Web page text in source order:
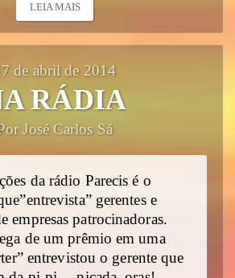
LEIA MAIS
de abril de 2014
RÁDIA
José Carlos Sá
da rádio Parecis é o
gerentes e
empresas patrocinadoras.
de um prêmio em uma
entrevistou o gerente que